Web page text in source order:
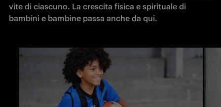
vite di ciascuno. La crescita fisica e spirituale di
bambini e bambine passa anche da qui.